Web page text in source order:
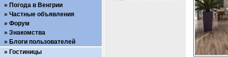
Погода в Венгрии
Частные объявления
Форум
Знакомства
Блоги пользователей
Гостиницы